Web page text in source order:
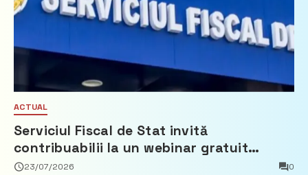
ACTUAL
Serviciul Fiscal de Stat invită
contribuabilii la un webinar gratuit
privind calculul impozitului pe bunurile
23/07/2026 0